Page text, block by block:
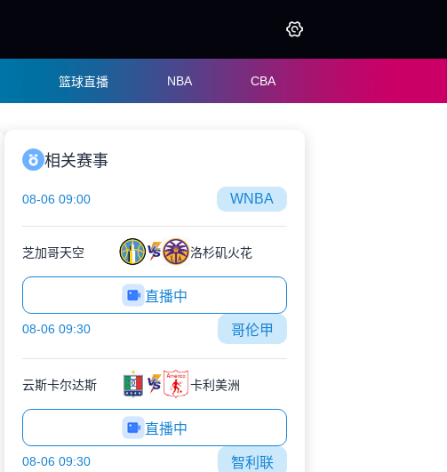
篮球直播 NBA CBA
相关赛事
08-06 09:00 WNBA
芝加哥天空 洛杉矶火花
直播中
08-06 09:30 哥伦甲
云斯卡尔达斯 卡利美洲
直播中
08-06 09:30 智利联